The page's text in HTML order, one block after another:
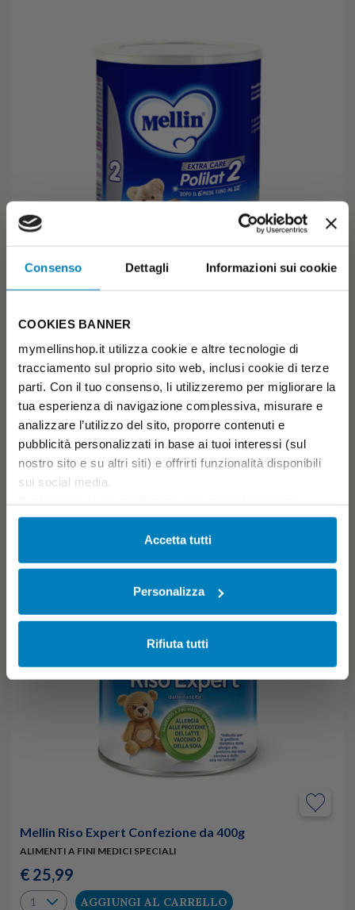
Consenso Dettagli Informazioni sui cookie
COOKIES BANNER
mymellinshop.it utilizza cookie e altre tecnologie di
tracciamento sul proprio sito web, inclusi cookie di terze
parti. Con il tuo consenso, li utilizzeremo per migliorare la
tua esperienza di navigazione complessiva, misurare e
analizzare l’utilizzo del sito, proporre contenuti e
pubblicità personalizzati in base ai tuoi interessi (sul
nostro sito e su altri siti) e offrirti funzionalità disponibili
sui social media.
cliccando su Impostazioni dei cookie. Ulteriori
informazioni sono disponibili nellaCookie Policy
nella
Accetta tutti
Personalizza
Rifiuta tutti
Mellin Polilat 2
ALLERGIA ALLE PROTEINE DEL LATTE VACCINO
€ 36,19
6+ Previo parere del Pediatra
AGGIUNGI AL CARRELLO
Mellin Riso Expert Confezione da 400g
ALIMENTI A FINI MEDICI SPECIALI
€ 25,99
AGGIUNGI AL CARRELLO